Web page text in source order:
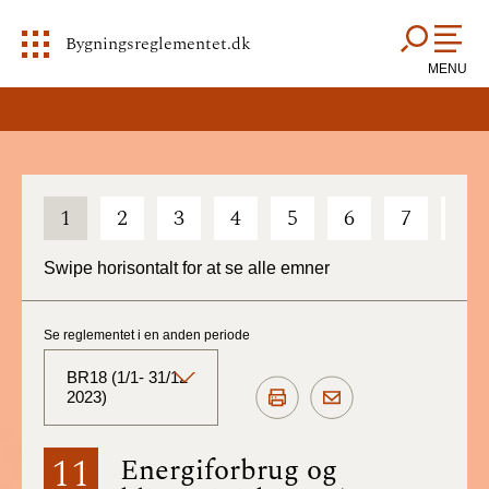
Bygningsreglementet.dk
MENU
1 2 3 4 5 6 7
Swipe horisontalt for at se alle emner
11 Energiforbrug og
Se reglementet i en anden periode
BR18 (1/1- 31/12
2023)
BR18 (Aktuelt)